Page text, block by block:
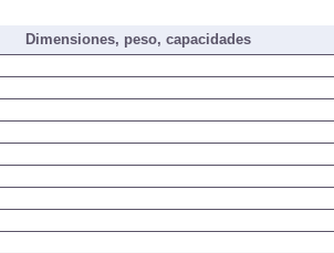
Dimensiones, peso, capacidades